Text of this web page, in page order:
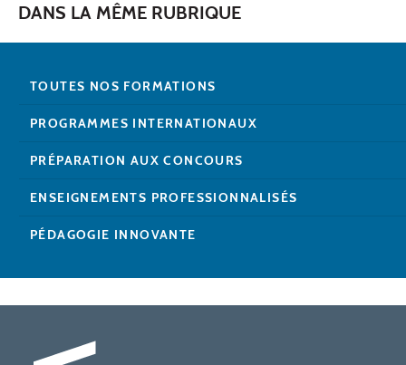
DANS LA MÊME RUBRIQUE
TOUTES NOS FORMATIONS
PROGRAMMES INTERNATIONAUX
PRÉPARATION AUX CONCOURS
ENSEIGNEMENTS PROFESSIONNALISÉS
PÉDAGOGIE INNOVANTE